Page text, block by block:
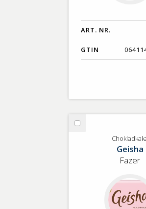
ART. NR.
GTIN
Välj
Chokladkaka
Geisha
Fazer